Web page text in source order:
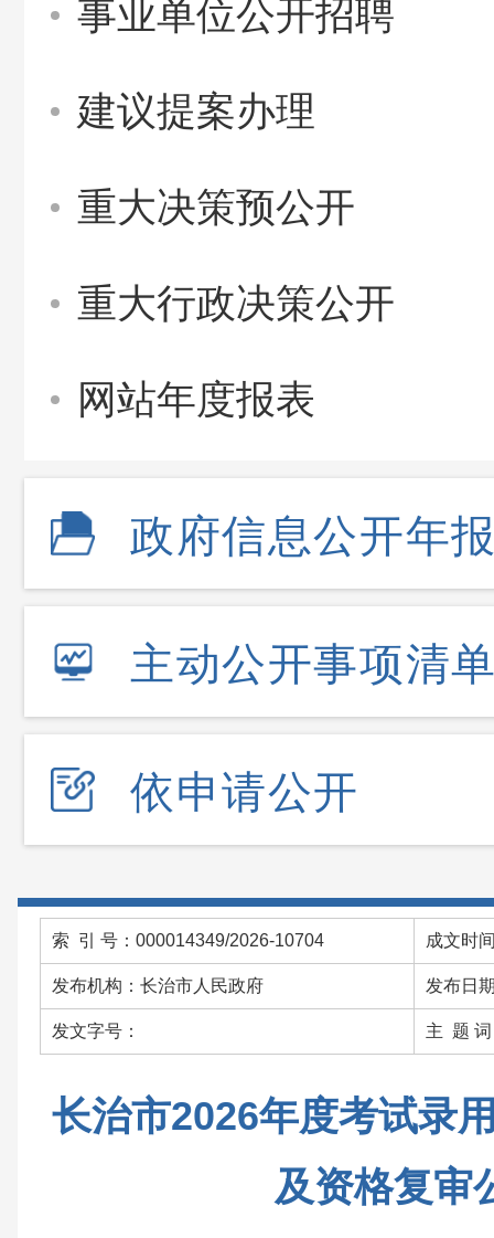
事业单位公开招聘
建议提案办理
重大决策预公开
重大行政决策公开
网站年度报表
政府信息公开年
主动公开事项清
依申请公开
索 引 号：000014349/2026-10704 成文时
发布机构：长治市人民政府 发布日
发文字号： 主 题 词
长治市2026年度考试录
及资格复审